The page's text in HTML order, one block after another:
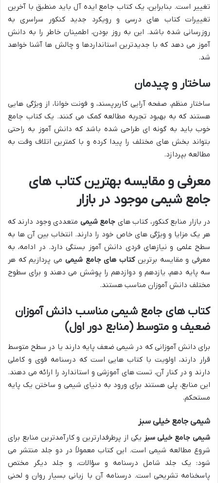
تغییر است. بنابراین، یک کتاب جامع ایده آل باید منطبق با آخرین
تغییرات کتاب های درسی و رویکرد جدید کنکور سراسری به
روزرسانی شده باشد. این به روز بودن، اطمینان خاطر را به دانش
آموز می دهد که با جدیدترین استانداردها و چالش ها آشنا خواهد
شد.
ساختار و چیدمان
ساختار منظم، صفحه آرایی کاربرپسند، و فونت خوانا، از ویژگی هایی
هستند که به بهبود تجربه مطالعه کمک می کنند. یک کتاب جامع
خوب باید به گونه ای طراحی شده باشد که دانش آموز به راحتی
بتواند بخش های مختلف را پیدا کرده و با کمترین اتلاف وقت به
مطالعه بپردازد.
معرفی و مقایسه بهترین کتاب های
جامع شیمی موجود در بازار
در بازار منابع کنکور، کتاب های جامع شیمی متعددی وجود دارند که
هر یک مزایا و ویژگی های خاص خود را دارند. انتخاب بین آن ها به
سطح علمی و نیازهای فردی دانش آموز بستگی دارد. در ادامه، به
معرفی و مقایسه برترینکتاب های جامع شیمی می پردازیم که هر
سه پایه دهم، یازدهم و دوازدهم را پوشش می دهند و برای سطوح
مختلف دانش آموزان مناسب هستند.
کتاب های جامع شیمی مناسب دانش آموزان
ضعیف و متوسط (منابع دور اول)
برای دانش آموزانی که در شیمی ضعف پایه دارند یا در سطح متوسط
قرار دارند، اولویت با کتاب هایی است که درسنامه قوی و کاملی
دارند و در کنار آن، تست های آموزشی و استاندارد را ارائه می دهند.
این منابع، پلی هستند برای ورود به دنیای شیمی و ساختن یک پایه
مستحکم.
شیمی جامع خیلی سبز
شیمی جامع خیلی سبز یکی از پرطرفدارترین و کارآمدترین منابع برای
شروع مطالعه شیمی است. این کتاب معمولاً در دو جلد منتشر می
شود: یک جلد شامل درسنامه و سؤالات، و جلد دیگر مختص
پاسخنامه تشریحی است. درسنامه آن با زبانی بسیار روان و لحنی